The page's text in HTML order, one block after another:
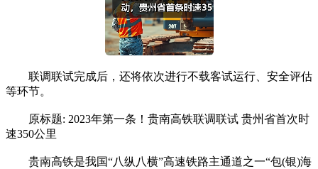
联调联试完成后，还将依次进行不载客试运行、安全评估
等环节。
原标题: 2023年第一条！贵南高铁联调联试 贵州省首次时
速350公里
贵南高铁是我国“八纵八横”高速铁路主通道之一“包(银)海